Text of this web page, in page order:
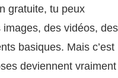
gratuite, tu peux
des vidéos, des
basiques. Mais c’est
deviennent vraiment